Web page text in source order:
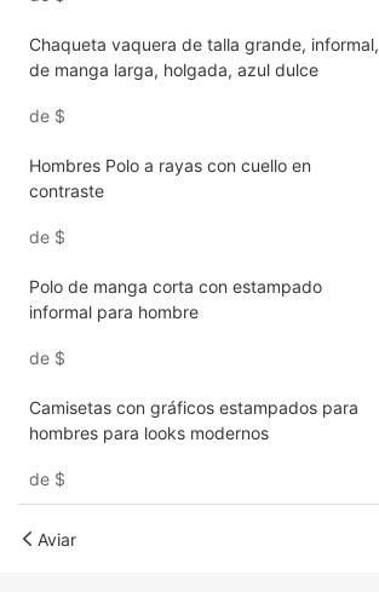
Chaqueta vaquera de talla grande, informal,
de manga larga, holgada, azul dulce
de $
Hombres Polo a rayas con cuello en
contraste
de $
Polo de manga corta con estampado
informal para hombre
de $
Camisetas con gráficos estampados para
hombres para looks modernos
de $
Aviar